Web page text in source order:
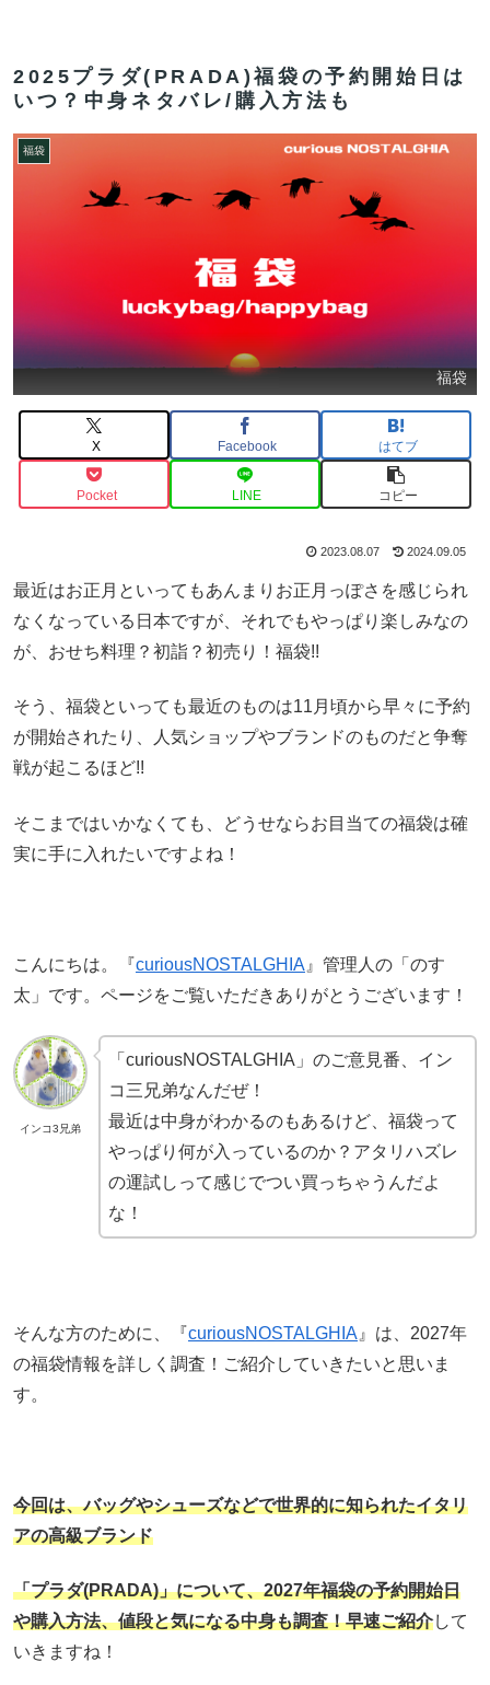
2025プラダ(PRADA)福袋の予約開始日は
いつ？中身ネタバレ/購入方法も
福袋
福袋
X Facebook はてブ
Pocket LINE コピー
2023.08.07 2024.09.05
最近はお正月といってもあんまりお正月っぽさを感じられ
なくなっている日本ですが、それでもやっぱり楽しみなの
が、おせち料理？初詣？初売り！福袋!!
そう、福袋といっても最近のものは11月頃から早々に予約
が開始されたり、人気ショップやブランドのものだと争奪
戦が起こるほど!!
そこまではいかなくても、どうせならお目当ての福袋は確
実に手に入れたいですよね！
こんにちは。『curiousNOSTALGHIA 』管理人の「のす
太」です。ページをご覧いただきありがとうございます！
インコ3兄弟
「curiousNOSTALGHIA」のご意見番、イン
コ三兄弟なんだぜ！
最近は中身がわかるのもあるけど、福袋って
やっぱり何が入っているのか？アタリハズレ
の運試しって感じでつい買っちゃうんだよ
な！
そんな方のために、『curiousNOSTALGHIA 』は、2027年
の福袋情報を詳しく調査！ご紹介していきたいと思いま
す。
今回は、バッグやシューズなどで世界的に知られたイタリ
アの高級ブランド
「プラダ(PRADA)」について、2027年福袋の予約開始日
や購入方法、値段と気になる中身も調査！早速ご紹介して
いきますね！